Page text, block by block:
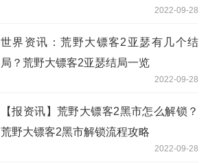
2022-09-28
世界资讯：荒野大镖客2亚瑟有几个结
局？荒野大镖客2亚瑟结局一览
2022-09-28
【报资讯】荒野大镖客2黑市怎么解锁？
荒野大镖客2黑市解锁流程攻略
2022-09-28